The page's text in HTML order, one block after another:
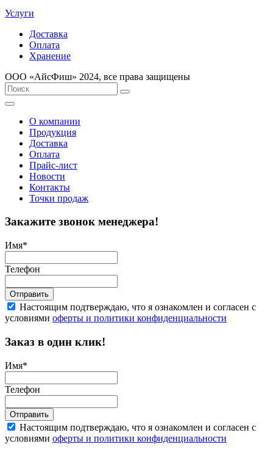
Услуги
Доставка
Оплата
Хранение
ООО «AйсФиш» 2024, все права защищены
О компании
Продукция
Доставка
Оплата
Прайс-лист
Новости
Контакты
Точки продаж
Закажите звонок менеджера!
Имя*
Телефон
Отправить
Настоящим подтверждаю, что я ознакомлен и согласен с
условиями оферты и политики конфиденциальности
Заказ в один клик!
Имя*
Телефон
Отправить
Настоящим подтверждаю, что я ознакомлен и согласен с
условиями оферты и политики конфиденциальности